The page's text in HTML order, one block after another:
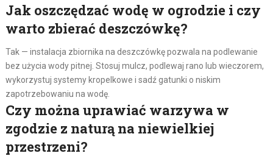
Jak oszczędzać wodę w ogrodzie i czy
warto zbierać deszczówkę?
Tak — instalacja zbiornika na deszczówkę pozwala na podlewanie
bez użycia wody pitnej. Stosuj mulcz, podlewaj rano lub wieczorem,
wykorzystuj systemy kropelkowe i sadź gatunki o niskim
zapotrzebowaniu na wodę.
Czy można uprawiać warzywa w
zgodzie z naturą na niewielkiej
przestrzeni?